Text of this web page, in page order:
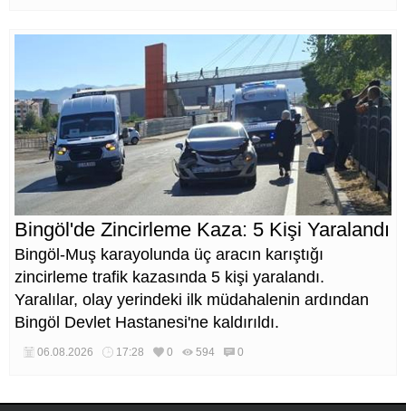
Bingöl'de Zincirleme Kaza: 5 Kişi Yaralandı
Bingöl-Muş karayolunda üç aracın karıştığı
zincirleme trafik kazasında 5 kişi yaralandı.
Yaralılar, olay yerindeki ilk müdahalenin ardından
Bingöl Devlet Hastanesi'ne kaldırıldı.
06.08.2026 17:28 0 594 0